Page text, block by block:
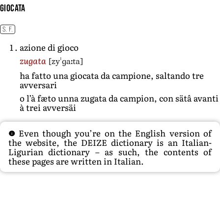
giocata
S. F.
azione di gioco
zugata [zyˈɡaːta]
ha fatto una giocata da campione, saltando tre
avversari
o l’à fæto unna zugata da campion, con sätâ avanti
à trei avversäi
Even though you’re on the English version of
the website, the DEIZE dictionary is an Italian-
Ligurian dictionary – as such, the contents of
these pages are written in Italian.